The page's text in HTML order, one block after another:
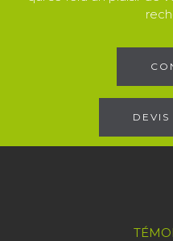
DEVIS